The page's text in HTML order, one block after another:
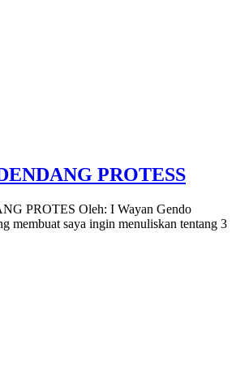
PROTESS
PROTES Oleh: I Wayan Gendo
membuat saya ingin menuliskan tentang 3